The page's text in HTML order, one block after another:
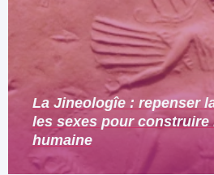
La Jineologîe : repenser
les sexes pour construire
humaine